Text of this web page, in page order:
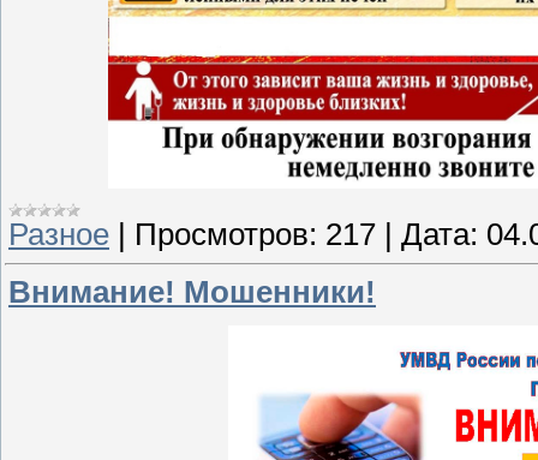
Разное Просмотров: 217 Дата:
Внимание! Мошенники!